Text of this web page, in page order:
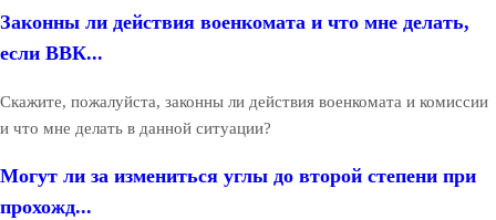
Законны ли действия военкомата и что мне делать,
если ВВК...
Скажите, пожалуйста, законны ли действия военкомата и комиссии
и что мне делать в данной ситуации?
Могут ли за измениться углы до второй степени при
прохожд...